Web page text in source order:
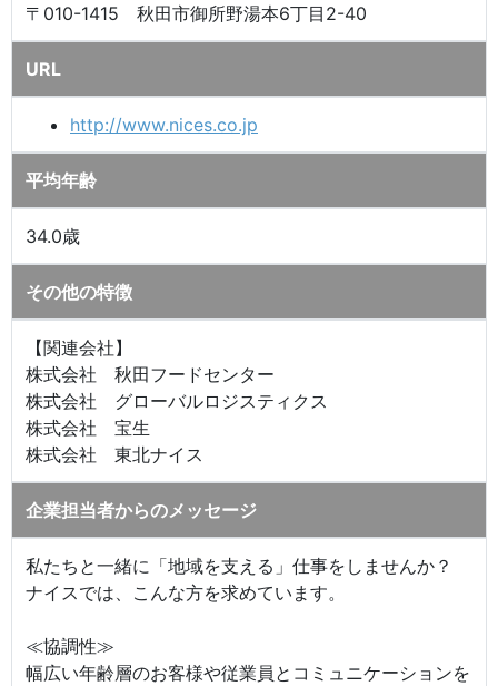
〒010-1415 秋田市御所野湯本6丁目2-40
URL
http://www.nices.co.jp
平均年齢
34.0歳
その他の特徴
【関連会社】
株式会社 秋田フードセンター
株式会社 グローバルロジスティクス
株式会社 宝生
株式会社 東北ナイス
企業担当者からのメッセージ
私たちと一緒に「地域を支える」仕事をしませんか？
ナイスでは、こんな方を求めています。
≪協調性≫
幅広い年齢層のお客様や従業員とコミュニケーションを